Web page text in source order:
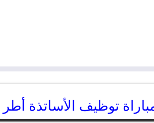
توظيف الأساتذة أطر